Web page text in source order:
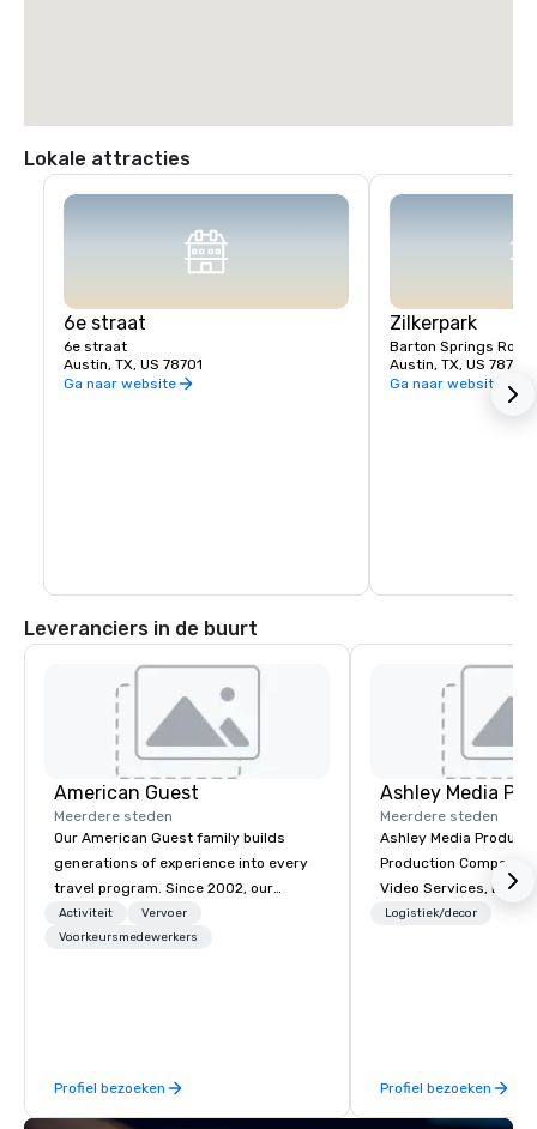
Lokale attracties
6e straat
6e straat
Austin, TX, US 78701
Ga naar website
Zilkerpark
Barton Springs Road
Austin, TX, US 78704
Ga naar website
Leveranciers in de buurt
American Guest
Meerdere steden
Our American Guest family builds
generations of experience into every
travel program. Since 2002, our
mission has been to capture the
imagination of your corporate guests
management, we treat your project as
if we were the client. Our personal
Activiteit
Vervoer
Voorkeursmedewerkers
Profiel bezoeken
Ashley Media
Meerdere steden
Ashley Media
Production Company
Video Services, Event
Traditional Video
Logistiek/decor
Profiel bezoeken